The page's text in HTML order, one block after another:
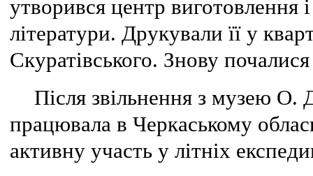
утворився центр виготовлення
літератури. Друкували її у
Скуратівського. Знову
Після звільнення з музею О.
працювала в Черкаському
активну участь у літніх